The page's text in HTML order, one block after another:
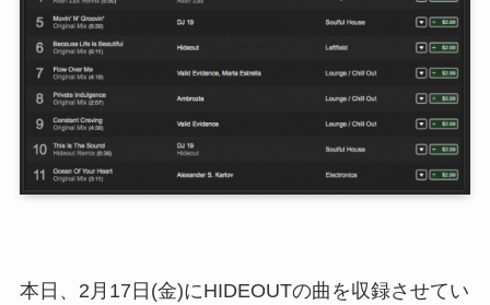
本日、2月17日(金)にHIDEOUTの曲を収録させてい